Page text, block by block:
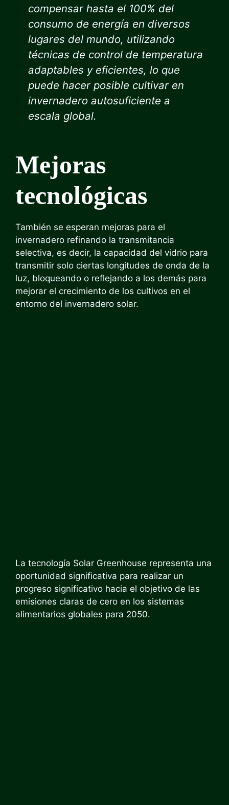
compensar hasta el 100% del
consumo de energía en diversos
lugares del mundo, utilizando
técnicas de control de temperatura
adaptables y eficientes, lo que
puede hacer posible cultivar en
invernadero autosuficiente a
escala global.
Mejoras
tecnológicas
También se esperan mejoras para el
invernadero refinando la transmitancia
selectiva, es decir, la capacidad del vidrio para
transmitir solo ciertas longitudes de onda de la
luz, bloqueando o reflejando a los demás para
mejorar el crecimiento de los cultivos en el
entorno del invernadero solar.
La tecnología Solar Greenhouse representa una
oportunidad significativa para realizar un
progreso significativo hacia el objetivo de las
emisiones claras de cero en los sistemas
alimentarios globales para 2050.